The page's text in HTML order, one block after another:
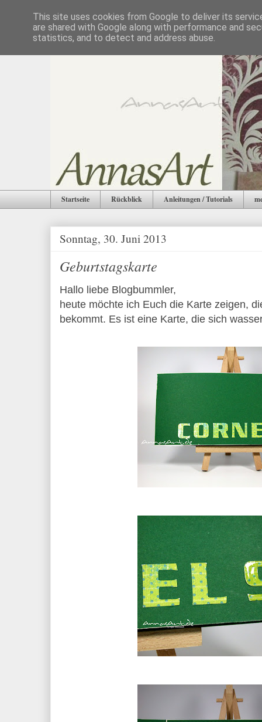
Startseite Rückblick Anleitungen / Tutorials
Sonntag, 30. Juni 2013
Geburtstagskarte
Hallo liebe Blogbummler,
heute möchte ich Euch die Karte zeigen,
bekommt. Es ist eine Karte, die sich
This site uses cookies from Google to deliver its
are shared with Google along with performance and
statistics, and to detect and address abuse.